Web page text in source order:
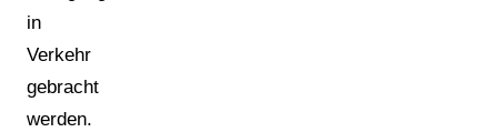
in
Verkehr
gebracht
werden.